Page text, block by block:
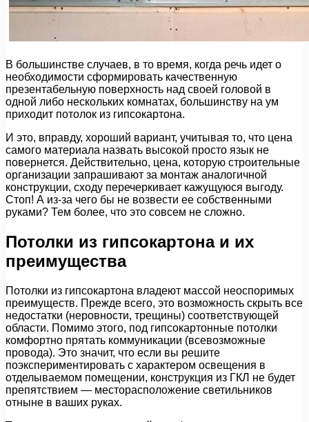
В большинстве случаев, в то время, когда речь идет о
необходимости сформировать качественную
презентабельную поверхность над своей головой в
одной либо нескольких комнатах, большинству на ум
приходит потолок из гипсокартона.
И это, вправду, хороший вариант, учитывая то, что цена
самого материала назвать высокой просто язык не
повернется. Действительно, цена, которую строительные
организации запрашивают за монтаж аналогичной
конструкции, сходу перечеркивает кажущуюся выгоду.
Стоп! А из-за чего бы не возвести ее собственными
руками? Тем более, что это совсем не сложно.
Потолки из гипсокартона и их
преимущества
Потолки из гипсокартона владеют массой неоспоримых
преимуществ. Прежде всего, это возможность скрыть все
недостатки (неровности, трещины) соответствующей
области. Помимо этого, под гипсокартонные потолки
комфортно прятать коммуникации (всевозможные
провода). Это значит, что если вы решите
поэкспериментировать с характером освещения в
отделываемом помещении, конструкция из ГКЛ не будет
препятствием — месторасположение светильников
отныне в ваших руках.